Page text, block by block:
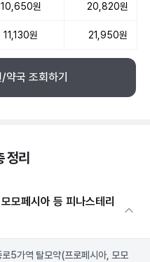
10,650원 20,820원
11,130원 21,950원
약국 조회하기
정리
모페시아 등 피나스테리
로5가역 탈모약(프로페시아, 모모